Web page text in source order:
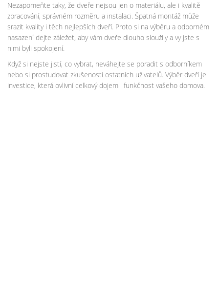
Nezapomeňte taky, že dveře nejsou jen o materiálu, ale i kvalitě
zpracování, správném rozměru a instalaci. Špatná montáž může
srazit kvality i těch nejlepších dveří. Proto si na výběru a odborném
nasazení dejte záležet, aby vám dveře dlouho sloužily a vy jste s
nimi byli spokojení.
Když si nejste jistí, co vybrat, neváhejte se poradit s odborníkem
nebo si prostudovat zkušenosti ostatních uživatelů. Výběr dveří je
investice, která ovlivní celkový dojem i funkčnost vašeho domova.